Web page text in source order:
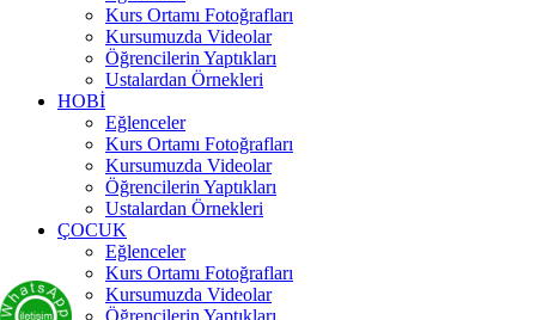
Kurs Ortamı Fotoğrafları
Kursumuzda Videolar
Öğrencilerin Yaptıkları
Ustalardan Örnekleri
HOBİ
Eğlenceler
Kurs Ortamı Fotoğrafları
Kursumuzda Videolar
Öğrencilerin Yaptıkları
Ustalardan Örnekleri
ÇOCUK
Eğlenceler
Kurs Ortamı Fotoğrafları
Kursumuzda Videolar
Öğrencilerin Yaptıkları